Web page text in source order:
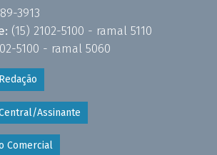
3913
(15) 2102-5100 - ramal 5110
5100 - ramal 5060
Assinante
Comercial